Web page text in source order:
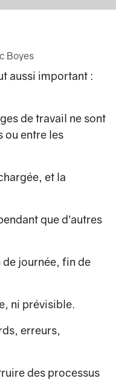
Boyes
aussi important :
de travail ne sont
ou entre les
et la
que d’autres
journée, fin de
ni prévisible.
erreurs,
des processus